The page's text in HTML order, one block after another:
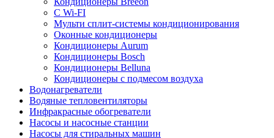
С Wi-FI
Мульти сплит-системы кондиционирования
Оконные кондиционеры
Кондиционеры Aurum
Кондиционеры Bosch
Кондиционеры Belluna
Кондиционеры с подмесом воздуха
Водонагреватели
Водяные тепловентиляторы
Инфракрасные обогреватели
Насосы и насосные станции
Насосы для стиральных машин